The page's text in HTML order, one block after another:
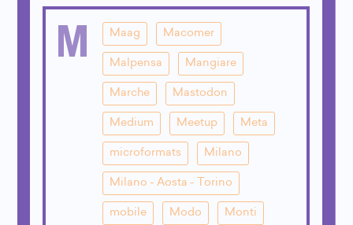
M Maag Macomer
Malpensa Mangiare
Marche Mastodon
Medium Meetup Meta
microformats Milano
Milano - Aosta - Torino
mobile Modo Monti